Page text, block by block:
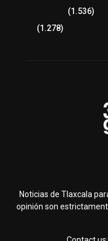
(1.536)
(1.278)
Noticias de Tlaxcala
opinión son